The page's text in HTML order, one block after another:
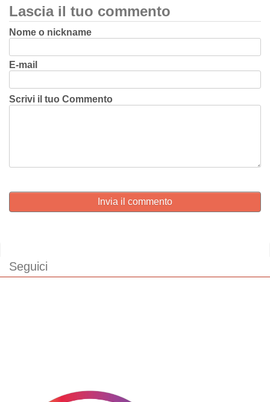
Lascia il tuo commento
Nome o nickname
E-mail
Scrivi il tuo Commento
Invia il commento
Seguici